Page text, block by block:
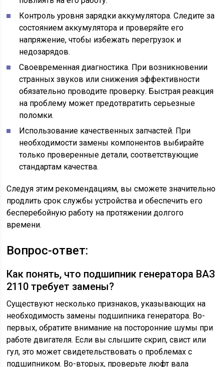
Контроль уровня зарядки аккумулятора. Следите за
состоянием аккумулятора и проверяйте его
напряжение, чтобы избежать перегрузок и
недозарядов.
Своевременная диагностика. При возникновении
странных звуков или снижения эффективности
обязательно проводите проверку. Быстрая реакция
на проблему может предотвратить серьезные
поломки.
Использование качественных запчастей. При
необходимости замены компонентов выбирайте
только проверенные детали, соответствующие
стандартам качества.
Следуя этим рекомендациям, вы сможете значительно
продлить срок службы устройства и обеспечить его
бесперебойную работу на протяжении долгого
времени.
Вопрос-ответ:
Как понять, что подшипник генератора ВАЗ
2110 требует замены?
Существуют несколько признаков, указывающих на
необходимость замены подшипника генератора. Во-
первых, обратите внимание на посторонние шумы при
работе двигателя. Если вы слышите скрип, свист или
гул, это может свидетельствовать о проблемах с
подшипником. Во-вторых, проверьте люфт вала